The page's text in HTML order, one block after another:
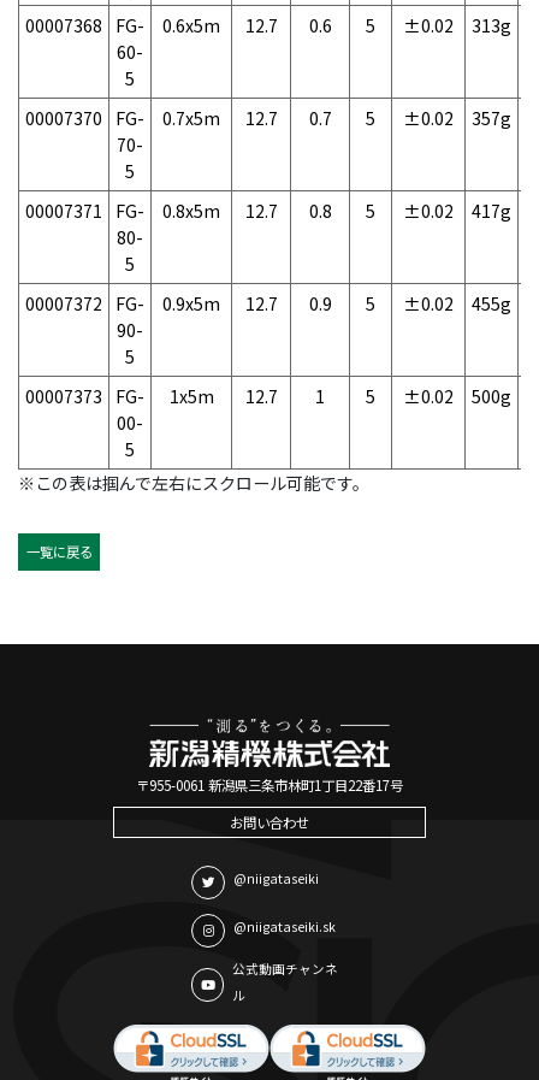
00007368
FG-
60-
5
0.6x5m 12.7 0.6 5 ±0.02 313g
00007370
FG-
70-
5
0.7x5m 12.7 0.7 5 ±0.02 357g
00007371
FG-
80-
5
0.8x5m 12.7 0.8 5 ±0.02 417g
00007372
FG-
90-
5
0.9x5m 12.7 0.9 5 ±0.02 455g
00007373
FG-
00-
5
1x5m 12.7 1 5 ±0.02 500g
※この表は掴んで左右にスクロール可能です。
一覧に戻る
〒955-0061 新潟県三条市林町1丁目22番17号
お問い合わせ
@niigataseiki
@niigataseiki.sk
公式動画チャンネ
ル